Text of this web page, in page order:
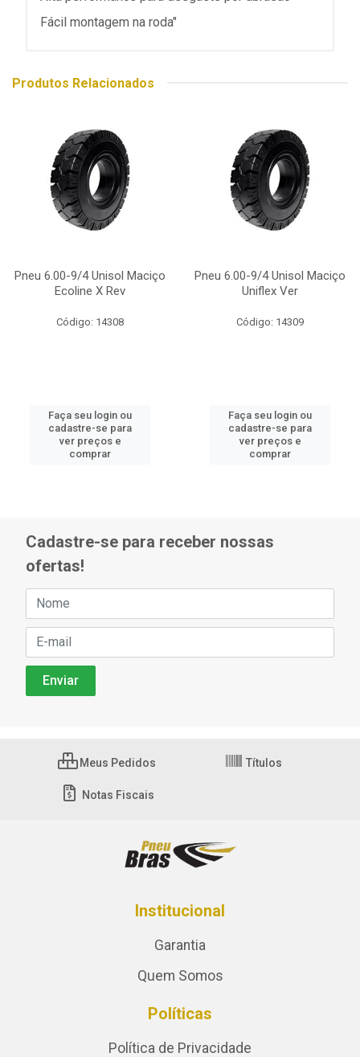
Fácil montagem na roda"
Produtos Relacionados
Pneu 6.00-9/4 Unisol Maciço
Ecoline X Rev
Código: 14308
Faça seu login ou
cadastre-se para
ver preços e
comprar
Pneu 6.00-9/4 Unisol Maciço
Uniflex Ver
Código: 14309
Faça seu login ou
cadastre-se para
ver preços e
comprar
Cadastre-se para receber nossas
ofertas!
Meus Pedidos Títulos
Notas Fiscais
Institucional
Garantia
Quem Somos
Políticas
Política de Privacidade